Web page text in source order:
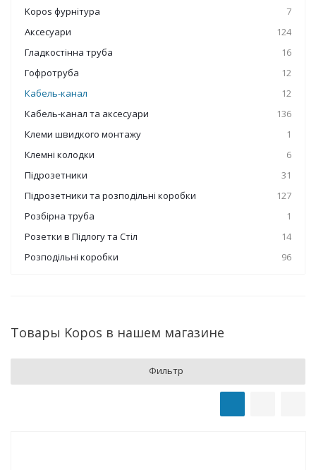
Kopos фурнітура
7
Аксесуари
124
Гладкостінна труба
16
Гофротруба
12
Кабель-канал
12
Кабель-канал та аксесуари
136
Клеми швидкого монтажу
1
Клемні колодки
6
Підрозетники
31
Підрозетники та розподільні коробки
127
Розбірна труба
1
Розетки в Підлогу та Стіл
14
Розподільні коробки
96
Товары Kopos в нашем магазине
Фильтр